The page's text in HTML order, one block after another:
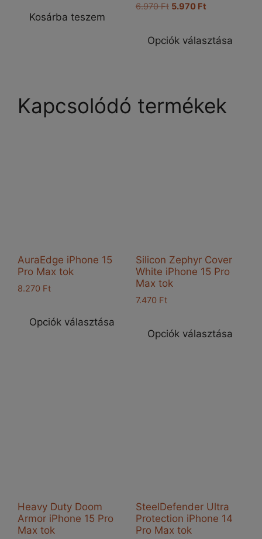
8.860 Ft.6.860 Ft.
Kosárba teszem
6.970Ft Original
6.970 Ft.
5.970 FtCurrent
5.970 Ft.
Opciók választása
Kapcsolódó termékek
AuraEdge iPhone 15
Pro Max tok
8.270 Ft
Opciók választása
Ennek
terméknek
Silicon Zephyr Cover
White iPhone 15 Pro
Max tok
7.470 Ft
Opciók választása
Heavy Duty Doom
Armor iPhone 15 Pro
Max tok
SteelDefender Ultra
Protection iPhone 14
Pro Max tok